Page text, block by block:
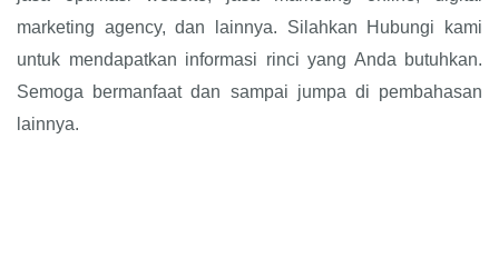
marketing agency, dan lainnya. Silahkan Hubungi kami
untuk mendapatkan informasi rinci yang Anda butuhkan.
Semoga bermanfaat dan sampai jumpa di pembahasan
lainnya.